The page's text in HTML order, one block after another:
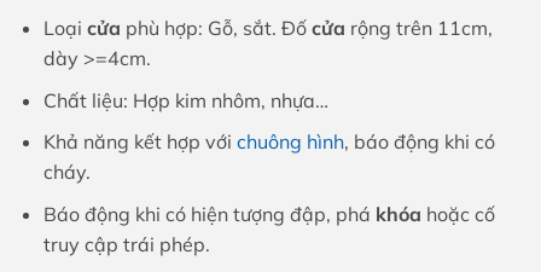
Loại cửa phù hợp: Gỗ, sắt. Đố cửa rộng trên 11cm,
dày >=4cm.
Chất liệu: Hợp kim nhôm, nhựa…
Khả năng kết hợp với chuông hình, báo động khi có
cháy.
Báo động khi có hiện tượng đập, phá khóa hoặc cố
truy cập trái phép.